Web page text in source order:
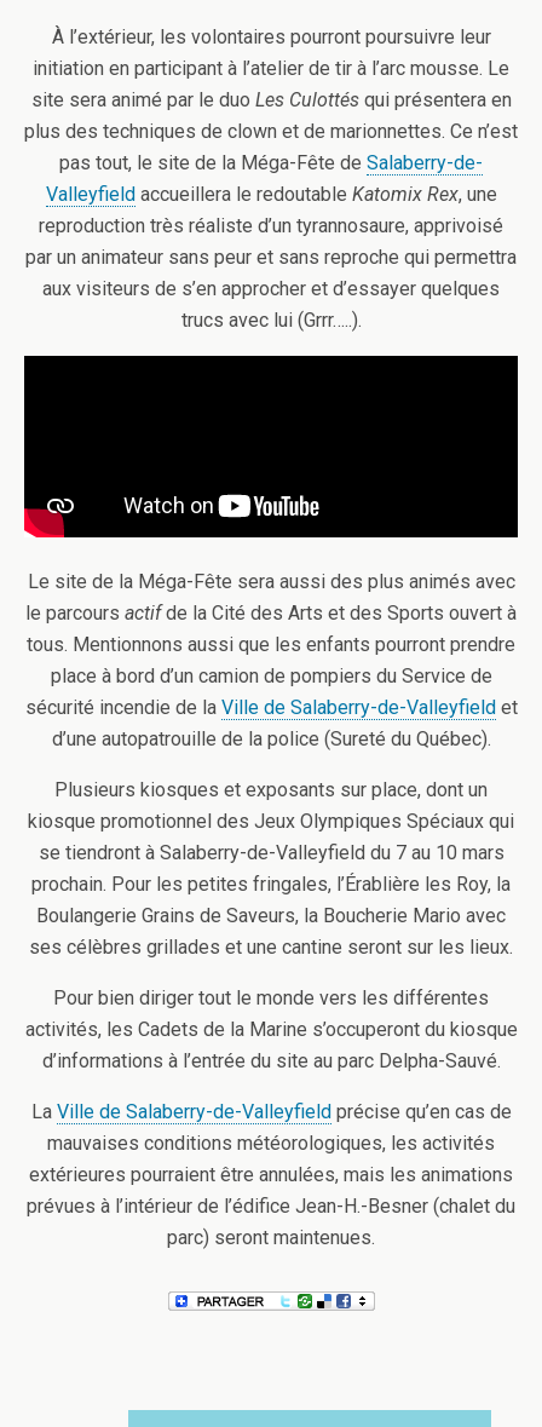
À l’extérieur, les volontaires pourront poursuivre leur
initiation en participant à l’atelier de tir à l’arc mousse. Le
site sera animé par le duo Les Culottésqui présentera en
plus des techniques de clown et de marionnettes. Ce n’est
pas tout, le site de la Méga-Fête de Salaberry-de-
Valleyfield accueillera le redoutable Katomix Rex, une
reproduction très réaliste d’un tyrannosaure, apprivoisé
par un animateur sans peur et sans reproche qui permettra
aux visiteurs de s’en approcher et d’essayer quelques
trucs avec lui (Grrr…..).
Le site de la Méga-Fête sera aussi des plus animés avec
le parcours actifde la Cité des Arts et des Sports ouvert à
tous. Mentionnons aussi que les enfants pourront prendre
place à bord d’un camion de pompiers du Service de
sécurité incendie de la Ville de Salaberry-de-Valleyfield et
d’une autopatrouille de la police (Sureté du Québec).
Plusieurs kiosques et exposants sur place, dont un
kiosque promotionnel des Jeux Olympiques Spéciaux qui
se tiendront à Salaberry-de-Valleyfield du 7 au 10 mars
prochain. Pour les petites fringales, l’Érablière les Roy, la
Boulangerie Grains de Saveurs, la Boucherie Mario avec
ses célèbres grillades et une cantine seront sur les lieux.
Pour bien diriger tout le monde vers les différentes
activités, les Cadets de la Marine s’occuperont du kiosque
d’informations à l’entrée du site au parc Delpha-Sauvé.
La Ville de Salaberry-de-Valleyfield précise qu’en cas de
mauvaises conditions météorologiques, les activités
extérieures pourraient être annulées, mais les animations
prévues à l’intérieur de l’édifice Jean-H.-Besner (chalet du
parc) seront maintenues.